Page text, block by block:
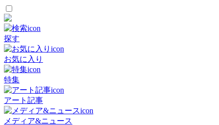
探す
お気に入り
特集
アート記事
メディア&ニュース